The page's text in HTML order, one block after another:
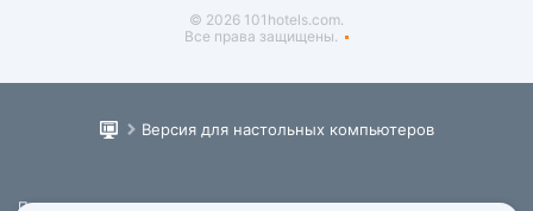
© 2026 101hotels.com.
Все права защищены.
Версия для настольных компьютеров
Пользовательское соглашение